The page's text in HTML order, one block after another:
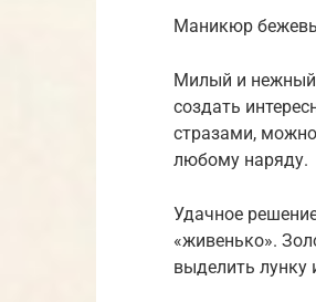
Маникюр
Милый и нежный
создать
стразами,
любому наряду.
Удачное
«живенько».
выделить лунку